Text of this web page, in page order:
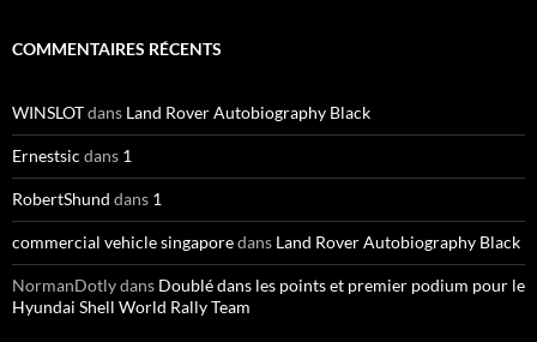
COMMENTAIRES RÉCENTS
WINSLOTdans Land Rover Autobiography Black
Ernestsic dans 1
RobertShund dans 1
commercial vehicle singaporedans Land Rover Autobiography Black
NormanDotlydans Doublé dans les points et premier podium pour le
Hyundai Shell World Rally Team